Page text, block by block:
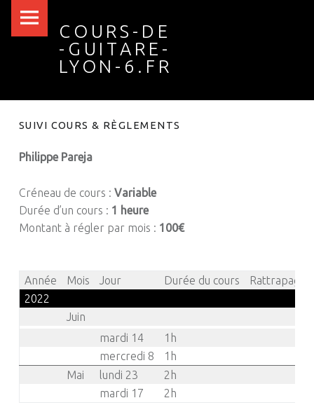
COURS-DE
-GUITARE-
LYON-6.FR
Cours-
Lyon-
6.fr
navigation
Skip
SUIVI COURS & RÈGLEMENTS
Philippe Pareja
Créneau de cours : Variable
Durée d’un cours : 1 heure
Montant à régler par mois : 100€
Année Mois Jour Durée du cours
Rattrapage
2022
Juin
mardi 14
1h
mercredi 8
1h
Mai
lundi 23
2h
mardi 17
2h